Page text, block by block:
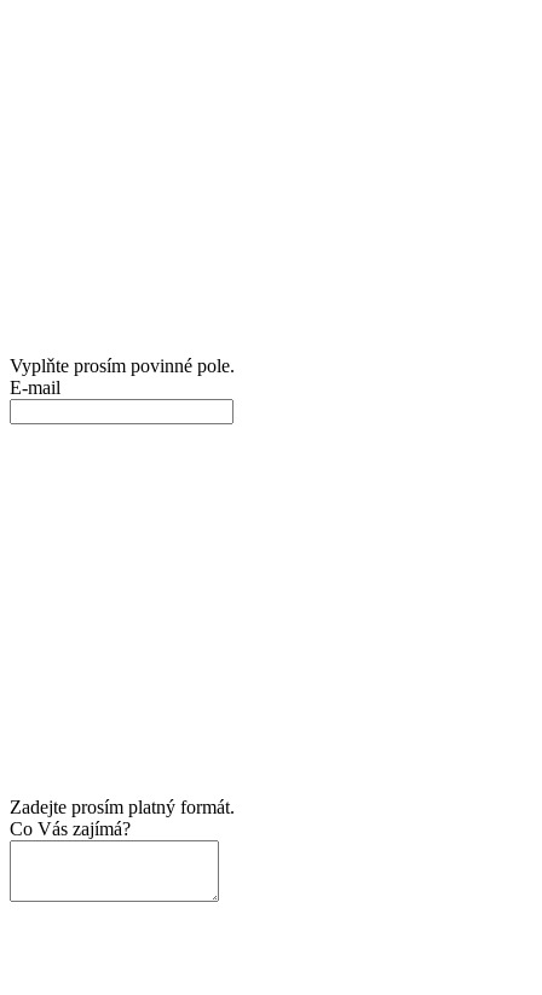
Vyplňte prosím povinné pole.
E-mail
Zadejte prosím platný formát.
Co Vás zajímá?